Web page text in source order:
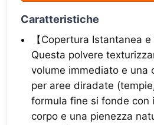
Caratteristiche
【Copertura Istantanea e
Questa polvere
volume immediato e una
per aree diradate
formula fine si fonde con
corpo e una pienezza